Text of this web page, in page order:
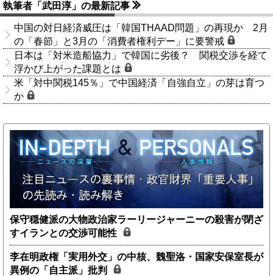
執筆者「武田淳」の最新記事
中国の対日経済威圧は「韓国THAAD問題」の再現か 2月
の「春節」と3月の「消費者権利デー」に要警戒
日本は「対米造船協力」で韓国に劣後？ 関税交渉を経て
浮かび上がった課題とは
米「対中関税145％」で中国経済「自強自立」の芽は育つ
か
保守穏健派の大物政治家ラーリージャーニーの殺害が閉ざ
すイランとの交渉可能性
李在明政権「実用外交」の中核、魏聖洛・国家安保室長が
異例の「自主派」批判